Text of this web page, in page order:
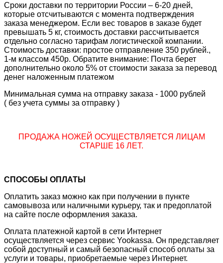
Сроки доставки по территории России – 6-20 дней,
которые отсчитываются с момента подтверждения
заказа менеджером. Если вес товаров в заказе будет
превышать 5 кг, стоимость доставки рассчитывается
отдельно согласно тарифам логистической компании.
Стоимость доставки: простое отправление 350 рублей.,
1-м классом 450р. Обратите внимание: Почта берет
дополнительно около 5% от стоимости заказа за перевод
денег наложенным платежом
Минимальная сумма на отправку заказа - 1000 рублей
( без учета суммы за отправку )
ПРОДАЖА НОЖЕЙ ОСУЩЕСТВЛЯЕТСЯ ЛИЦАМ
СТАРШЕ 16 ЛЕТ.
СПОСОБЫ ОПЛАТЫ
Оплатить заказ можно как при получении в пункте
самовывоза или наличными курьеру, так и предоплатой
на сайте после оформления заказа.
Оплата платежной картой в сети Интернет
осуществляется через сервис Yookassa. Он представляет
собой доступный и самый безопасный способ оплаты за
услуги и товары, приобретаемые через Интернет.